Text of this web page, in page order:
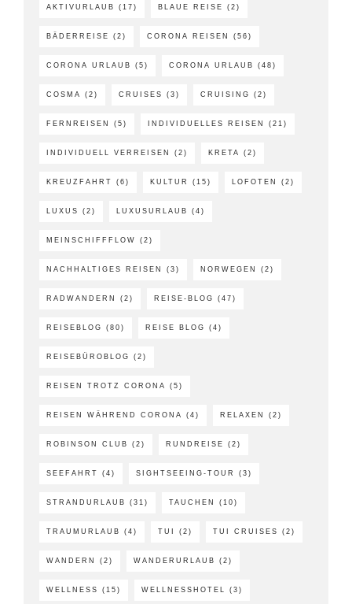
AKTIVURLAUB (17) BLAUE REISE (2)
BÄDERREISE (2) CORONA REISEN (56)
CORONA URLAUB (5) CORONA URLAUB (48)
COSMA (2) CRUISES (3) CRUISING (2)
FERNREISEN (5) INDIVIDUELLES REISEN (21)
INDIVIDUELL VERREISEN (2) KRETA (2)
KREUZFAHRT (6) KULTUR (15) LOFOTEN (2)
LUXUS (2) LUXUSURLAUB (4)
MEINSCHIFFFLOW (2)
NACHHALTIGES REISEN (3) NORWEGEN (2)
RADWANDERN (2) REISE-BLOG (47)
REISEBLOG (80) REISE BLOG (4)
REISEBÜROBLOG (2)
REISEN TROTZ CORONA (5)
REISEN WÄHREND CORONA (4) RELAXEN (2)
ROBINSON CLUB (2) RUNDREISE (2)
SEEFAHRT (4) SIGHTSEEING-TOUR (3)
STRANDURLAUB (31) TAUCHEN (10)
TRAUMURLAUB (4) TUI (2) TUI CRUISES (2)
WANDERN (2) WANDERURLAUB (2)
WELLNESS (15) WELLNESSHOTEL (3)